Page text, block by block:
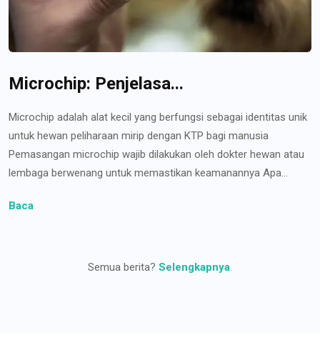
Microchip: Penjelasa...
Microchip adalah alat kecil yang berfungsi sebagai identitas unik
untuk hewan peliharaan mirip dengan KTP bagi manusia
Pemasangan microchip wajib dilakukan oleh dokter hewan atau
lembaga berwenang untuk memastikan keamanannya Apa...
Baca
Semua berita? Selengkapnya